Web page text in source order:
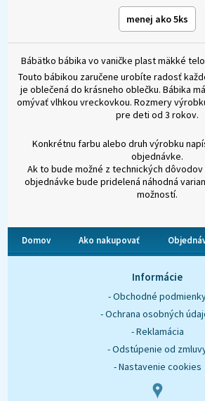
menej ako 5ks
Bábätko bábika vo vaničke plast mäkké
Touto bábikou zaručene urobíte radosť
je oblečená do krásneho oblečku. Bábika
omývať vlhkou vreckovkou. Rozmery
pre deti od 3 rokov.
Konkrétnu farbu alebo druh výrobku
objednávke.
Ak to bude možné z technických
objednávke bude pridelená náhodná
možností.
Domov Ako nakupovať
Informácie
- Obchodné
- Ochrana osobných
- Reklamácia
- Odstúpenie od
- Nastavenie cookies